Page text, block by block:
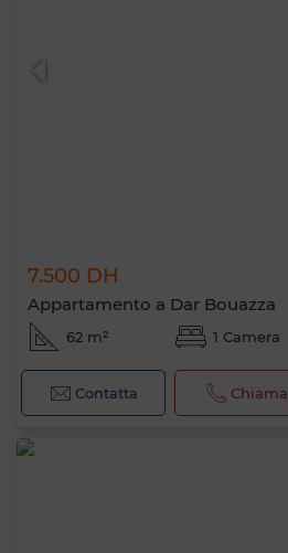
7.500 DH
Appartamento a Dar Bouazza
62 m² 1 Camera
Contatta Chiama